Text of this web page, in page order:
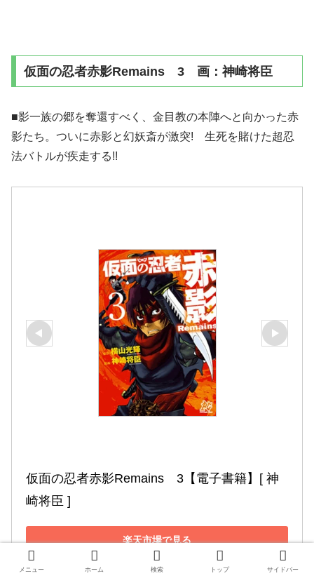
仮面の忍者赤影Remains 3 画：神崎将臣
■影一族の郷を奪還すべく、金目教の本陣へと向かった赤
影たち。ついに赤影と幻妖斎が激突! 生死を賭けた超忍
法バトルが疾走する!!
仮面の忍者赤影Remains　3【電子書籍】[ 神
崎将臣 ]
楽天市場で見る
Yahoo!ショッピングで見る
メニュー ホーム 検索 トップ サイドバー